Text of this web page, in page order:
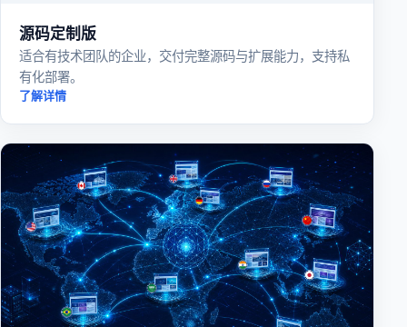
源码定制版
适合有技术团队的企业，交付完整源码与扩展能力，支持私
有化部署。
了解详情